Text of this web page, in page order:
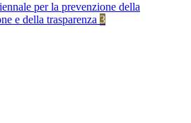
per la prevenzione della
e della trasparenza 3